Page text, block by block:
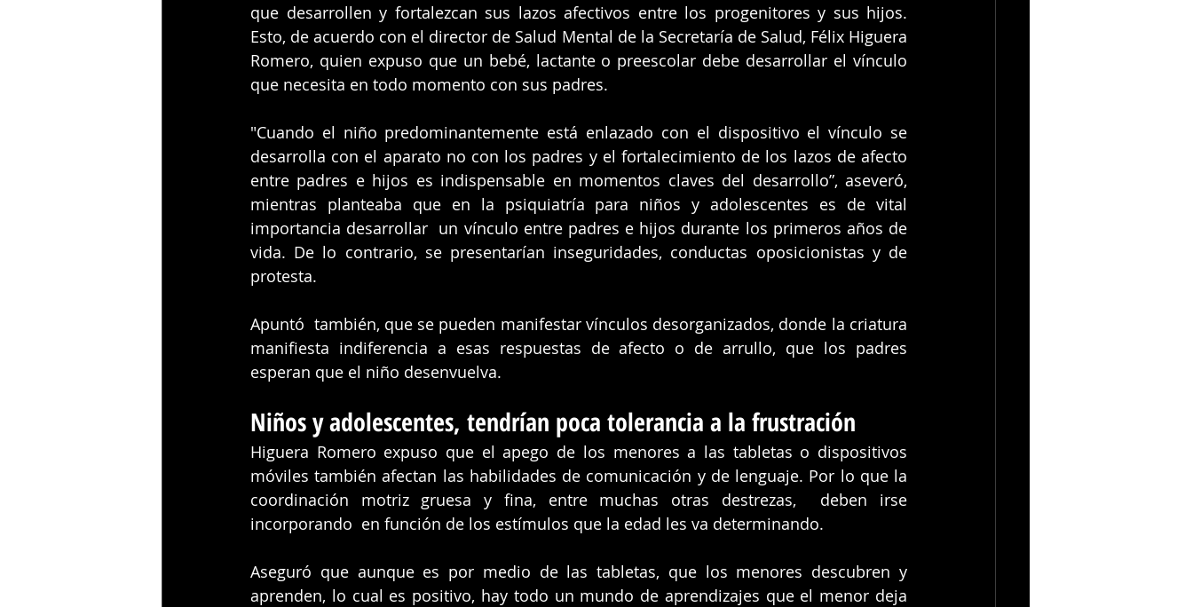
que desarrollen y fortalezcan sus lazos afectivos entre los progenitores y sus hijos.
Esto, de acuerdo con el director de Salud Mental de la Secretaría de Salud, Félix Higuera
Romero, quien expuso que un bebé, lactante o preescolar debe desarrollar el vínculo
que necesita en todo momento con sus padres.
"Cuando el niño predominantemente está enlazado con el dispositivo el vínculo se
desarrolla con el aparato no con los padres y el fortalecimiento de los lazos de afecto
entre padres e hijos es indispensable en momentos claves del desarrollo”, aseveró,
mientras planteaba que en la psiquiatría para niños y adolescentes es de vital
importancia desarrollar  un vínculo entre padres e hijos durante los primeros años de
vida. De lo contrario, se presentarían inseguridades, conductas oposicionistas y de
protesta.
Apuntó  también, que se pueden manifestar vínculos desorganizados, donde la criatura
manifiesta indiferencia a esas respuestas de afecto o de arrullo, que los padres
esperan que el niño desenvuelva.
Niños y adolescentes, tendrían poca tolerancia a la frustración
Higuera Romero expuso que el apego de los menores a las tabletas o dispositivos
móviles también afectan las habilidades de comunicación y de lenguaje. Por lo que la
coordinación motriz gruesa y fina, entre muchas otras destrezas,  deben irse
incorporando  en función de los estímulos que la edad les va determinando.
Aseguró que aunque es por medio de las tabletas, que los menores descubren y
aprenden, lo cual es positivo, hay todo un mundo de aprendizajes que el menor deja